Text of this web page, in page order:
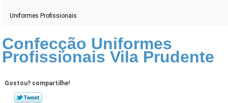
Uniformes Profissionais
Confecção Uniformes
Profissionais Vila Prudente
Gostou? compartilhe!